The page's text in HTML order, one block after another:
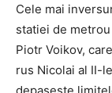
Cele mai
statiei de
Piotr Voikov,
rus Nicolai al II-